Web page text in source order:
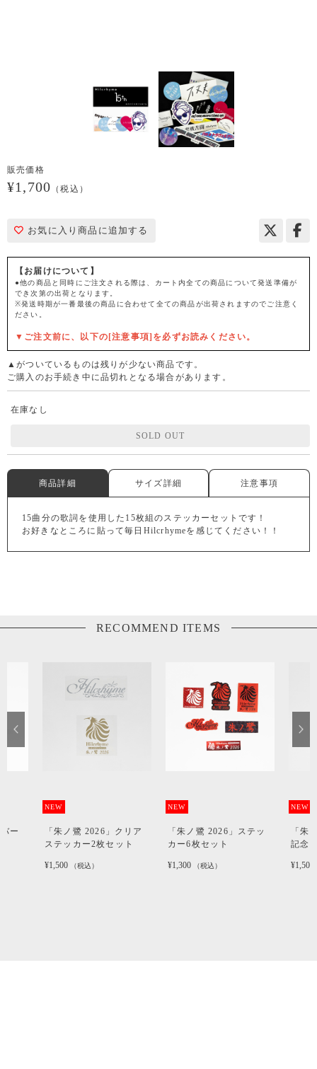
販売価格
¥1,700 （税込）
お気に入り商品に追加する
【お届けについて】
●他の商品と同時にご注文される際は、カート内全ての商品について発送準備が
でき次第の出荷となります。
※発送時期が一番最後の商品に合わせて全ての商品が出荷されますのでご注意く
ださい。
▼ご注文前に、以下の[注意事項]を必ずお読みください。
▲がついているものは残りが少ない商品です。
ご購入のお手続き中に品切れとなる場合があります。
在庫なし
SOLD OUT
商品詳細 サイズ詳細 注意事項
15曲分の歌詞を使用した15枚組のステッカーセットです！
お好きなところに貼って毎日Hilcrhymeを感じてください！！
RECOMMEND ITEMS
ー
NEW
「朱ノ鷺 2026」クリア
ステッカー2枚セット
¥1,500 （税込）
NEW
「朱ノ鷺 2026」ステッ
カー6枚セット
¥1,300 （税込）
NEW
「朱
記念
¥1,500